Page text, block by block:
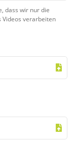
dass wir nur die
Videos verarbeiten